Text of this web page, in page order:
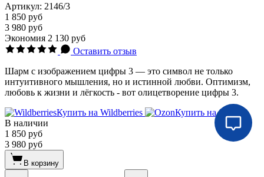
Артикул: 2146/3
1 850 руб
3 980 руб
Экономия 2 130 руб
Оставить отзыв
Шарм с изображением цифры 3 — это символ не только
интуитивного мышления, но и истинной любви. Оптимизм,
любовь к жизни и лёгкость - вот олицетворение цифры 3.
Купить на Wildberries
Купить на Ozon
В наличии
1 850 руб
3 980 руб
В корзину